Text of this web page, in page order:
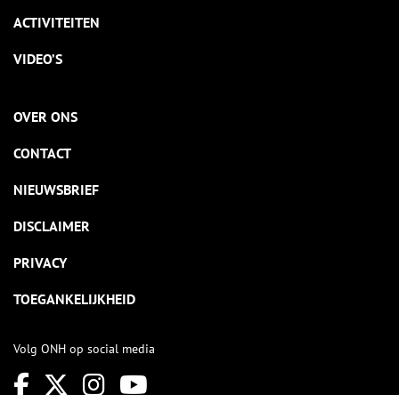
ACTIVITEITEN
VIDEO’S
OVER ONS
CONTACT
NIEUWSBRIEF
DISCLAIMER
PRIVACY
TOEGANKELIJKHEID
Volg ONH op social media